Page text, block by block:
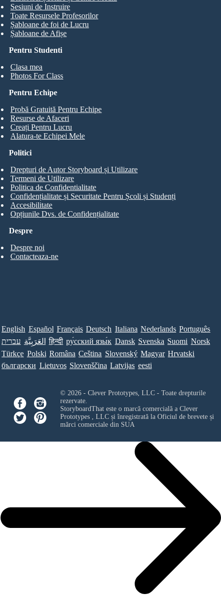
Pentru Studenti
Clasa mea
Photos For Class
Sesiuni de Instruire
Toate Resursele Profesorilor
Șabloane de foi de Lucru
Șabloane de Afișe
Pentru Echipe
Probă Gratuită Pentru Echipe
Resurse de Afaceri
Creați Pentru Lucru
Alatura-te Echipei Mele
Despre
Despre noi
Contacteaza-ne
Politici
Drepturi de Autor Storyboard și Utilizare
Termeni de Utilizare
Politica de Confidentialitate
Confidențialitate și Securitate Pentru Școli și Studenți
Accesibilitate
Opțiunile Dvs. de Confidențialitate
English Español Français Deutsch Italiana Nederlands Português
עברית العَرَبِيَّة हिन्दी ру́сский язы́к Dansk Svenska Suomi Norsk
Türkçe Polski Româna Ceština Slovenský Magyar Hrvatski
български Lietuvos Slovenščina Latvijas eesti
© 2026 - Clever Prototypes, LLC - Toate drepturile
rezervate.
StoryboardThat este o marcă comercială a Clever
Prototypes , LLCși înregistrată la Oficiul de brevete și
mărci comerciale din SUA